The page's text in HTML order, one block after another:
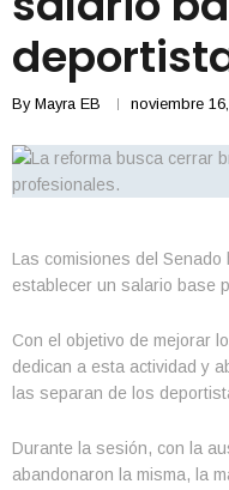
By Mayra EB noviembre
Las comisiones del
establecer un salario base
Con el objetivo de mejorar
dedican a esta actividad y
las separan de los
Durante la sesión, con la
abandonaron la misma, la